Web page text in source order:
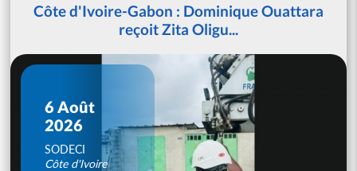
Côte d'Ivoire-Gabon : Dominique Ouattara
reçoit Zita Oligu...
6 Août
2026
SODECI
Côte d'Ivoire